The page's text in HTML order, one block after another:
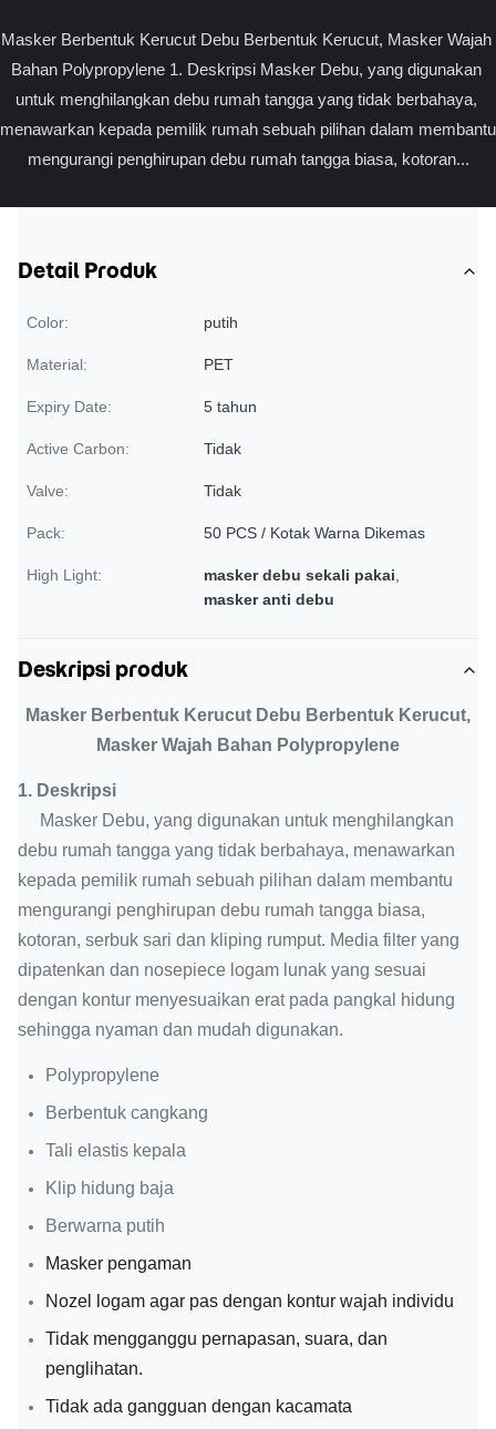
Masker Berbentuk Kerucut Debu Berbentuk Kerucut, Masker Wajah
Bahan Polypropylene 1. Deskripsi Masker Debu, yang digunakan
untuk menghilangkan debu rumah tangga yang tidak berbahaya,
menawarkan kepada pemilik rumah sebuah pilihan dalam membantu
mengurangi penghirupan debu rumah tangga biasa, kotoran...
Detail Produk
Color: putih
Material: PET
Expiry Date: 5 tahun
Active Carbon: Tidak
Valve: Tidak
Pack: 50 PCS / Kotak Warna Dikemas
High Light: masker debu sekali pakai
masker anti debu
Deskripsi produk
Masker Berbentuk Kerucut Debu Berbentuk Kerucut,
Masker Wajah Bahan Polypropylene
1. Deskripsi
Masker Debu, yang digunakan untuk menghilangkan
debu rumah tangga yang tidak berbahaya, menawarkan
kepada pemilik rumah sebuah pilihan dalam membantu
mengurangi penghirupan debu rumah tangga biasa,
kotoran, serbuk sari dan kliping rumput. Media filter yang
dipatenkan dan nosepiece logam lunak yang sesuai
dengan kontur menyesuaikan erat pada pangkal hidung
sehingga nyaman dan mudah digunakan.
Polypropylene
Berbentuk cangkang
Tali elastis kepala
Klip hidung baja
Berwarna putih
Masker pengaman
Nozel logam agar pas dengan kontur wajah individu
Tidak mengganggu pernapasan, suara, dan
penglihatan.
Tidak ada gangguan dengan kacamata